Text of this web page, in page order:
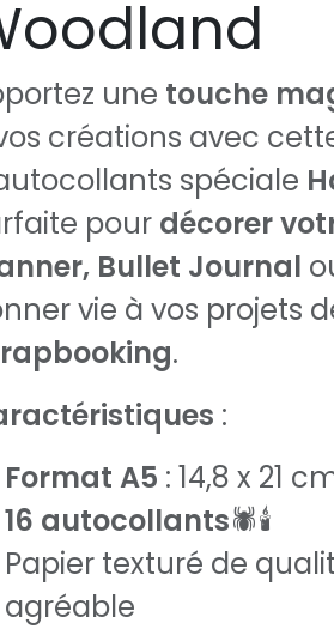
une touche
créations avec
spéciale
pour décorer
Bullet Journal
vie à vos projets
.
:
Format A5 : 14,8 x 21
16 autocollants🕷️🕯️
Papier texturé de
agréable